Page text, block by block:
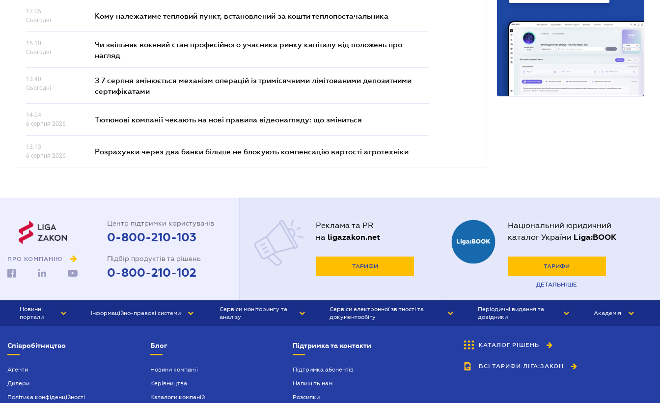
17.05
Сьогодні
Кому належатиме тепловий пункт, встановлений за кошти теплопостачальника
15.10
Сьогодні
Чи звільняє воєнний стан професійного учасника ринку капіталу від положень про
нагляд
13.40
Сьогодні
З 7 серпня змінюється механізм операцій із тримісячними лімітованими депозитними
сертифікатами
14.04
6 серпня 2026
Тютюнові компанії чекають на нові правила відеонагляду: що зміниться
13.13
6 серпня 2026
Розрахунки через два банки більше не блокують компенсацію вартості агротехніки
ПРО КОМПАНІЮ
Центр підтримки користувачів
0-800-210-103
Підбір продуктів та рішень
0-800-210-102
Реклама та PR
на ligazakon.net
ТАРИФИ
Національний юридичний
каталог України Liga:BOOK
ТАРИФИ
ДЕТАЛЬНІШЕ
Новинні
портали
БІЗНЕС
Інформаційно-правові системи
БУХГАЛТЕР ПРОФ
Сервіси моніторингу та
аналізу
Сервіси електронної звітності та
документообігу
Періодичні видання та
довідники
БУХГАЛТЕР&ЗАКОН
ВІСНИК МСФЗ
Академія
Співробітництво
Агенти
Дилери
Політика конфіденційності
Блог
Новини компанії
Керівництва
Каталоги компаній
Підтримка та контакти
Підтримка абонентів
Напишіть нам
Розсилки
КАТАЛОГ РІШЕНЬ
ВСІ ТАРИФИ ЛІГА:ЗАКОН